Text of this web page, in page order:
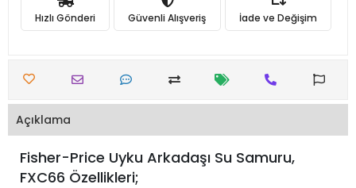
Hızlı Gönderi Güvenli Alışveriş İade ve Değişim
Açıklama
Fisher-Price Uyku Arkadaşı Su Samuru,
FXC66 Özellikleri;